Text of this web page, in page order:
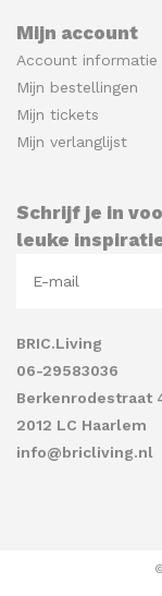
Mijn account
Account informatie
Mijn bestellingen
Mijn tickets
Mijn verlanglijst
Schrijf je in
leuke
BRIC.Living
06-29583036
Berkenrodestraat
2012 LC Haarlem
info@bricliving.nl